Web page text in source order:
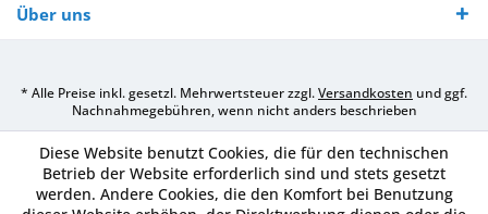
Über uns
* Alle Preise inkl. gesetzl. Mehrwertsteuer zzgl.Versandkosten und ggf.
Nachnahmegebühren, wenn nicht anders beschrieben
Diese Website benutzt Cookies, die für den technischen
Betrieb der Website erforderlich sind und stets gesetzt
werden. Andere Cookies, die den Komfort bei Benutzung